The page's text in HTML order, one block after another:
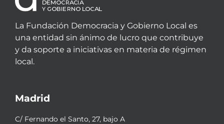
La Fundación Democracia y Gobierno Local es
una entidad sin ánimo de lucro que contribuye
y da soporte a iniciativas en materia de régimen
local.
Madrid
C/ Fernando el Santo, 27, bajo A